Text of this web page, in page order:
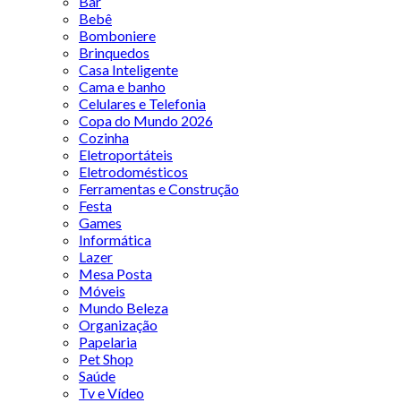
Bebê
Bomboniere
Brinquedos
Casa Inteligente
Cama e banho
Celulares e Telefonia
Copa do Mundo 2026
Cozinha
Eletroportáteis
Eletrodomésticos
Ferramentas e Construção
Festa
Games
Informática
Lazer
Mesa Posta
Móveis
Mundo Beleza
Organização
Papelaria
Pet Shop
Saúde
Tv e Vídeo